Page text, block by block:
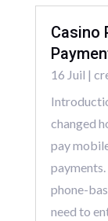
Casino
16 Juil |
changed
pay
phone-
need to